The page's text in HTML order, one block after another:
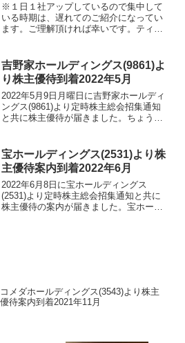
※１日１社アップしているので集中して
いる時期は、遅れてのご紹介になってい
ます。ご理解頂ければ幸いです。ティー
中間配当金は、37.5円配当でした。ティ
ーガイ...
吉野家ホールディングス(9861)よ
り株主優待到着2022年5月
2022年5月9日月曜日に吉野家ホールディ
ングス(9861)より定時株主総会招集通知
と共に株主優待が届きました。ちょうど
ですが、大阪なのでこのタイミングとな
りま...
宝ホールディングス(2531)より株
主優待案内到着2022年6月
2022年6月8日に宝ホールディングス
(2531)より定時株主総会招集通知と共に
株主優待の案内が届きました。宝ホール
コメダホールディングス(3543)より株主
優待案内到着2021年11月